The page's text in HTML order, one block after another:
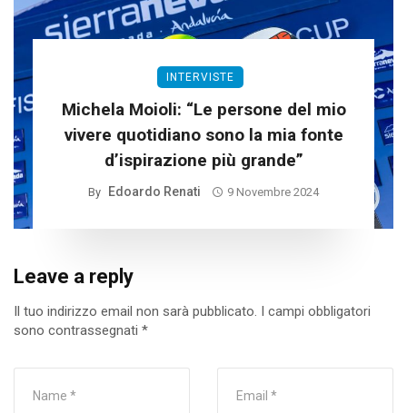
INTERVISTE
Michela Moioli: “Le persone del mio
vivere quotidiano sono la mia fonte
d’ispirazione più grande”
By Edoardo Renati 9 Novembre 2024
Leave a reply
Il tuo indirizzo email non sarà pubblicato. I campi obbligatori
sono contrassegnati *